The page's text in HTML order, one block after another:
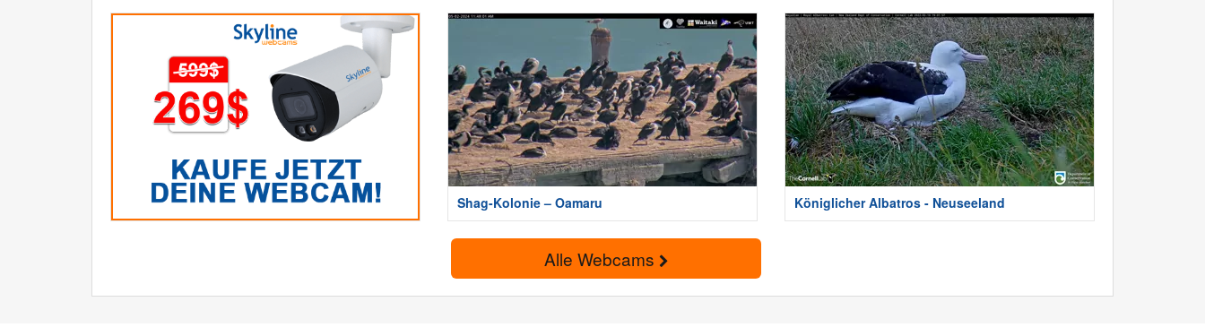
Shag-Kolonie – Oamaru Königlicher Albatros - Neuseeland
Alle Webcams